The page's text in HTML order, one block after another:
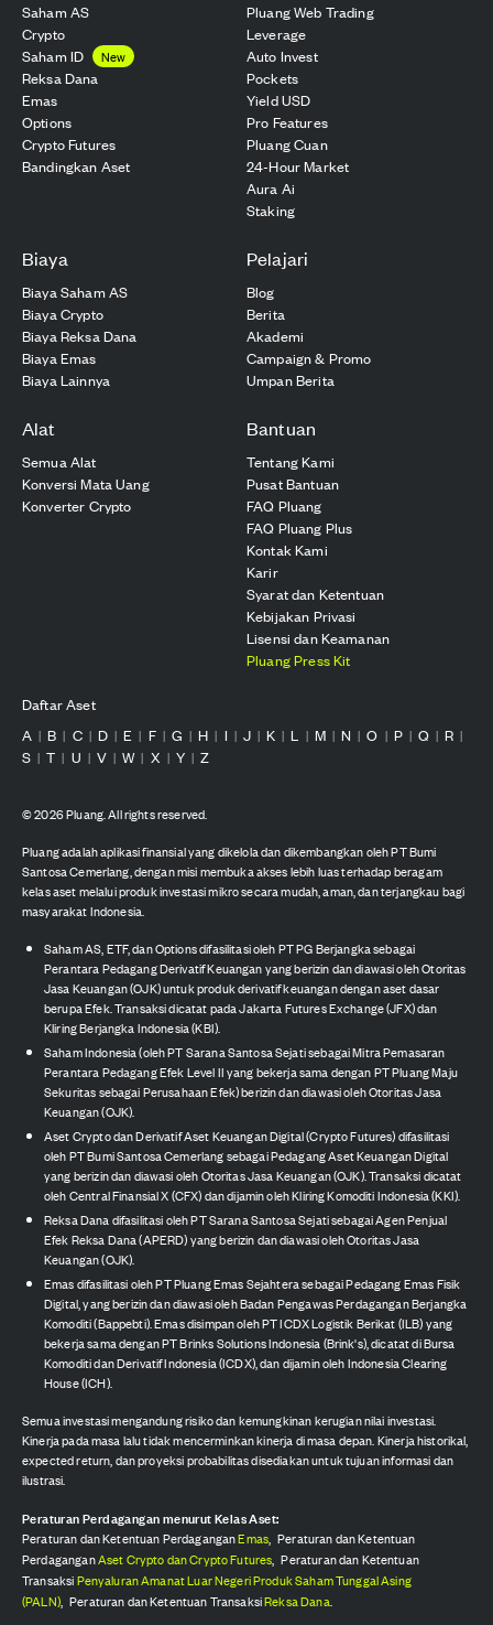
Saham AS
Crypto
Saham ID
New
Reksa Dana
Emas
Options
Crypto Futures
Bandingkan Aset
Pluang Web Trading
Leverage
Auto Invest
Pockets
Yield USD
Pro Features
Pluang Cuan
24-Hour Market
Aura Ai
Staking
Biaya
Biaya Saham AS
Biaya Crypto
Biaya Reksa Dana
Biaya Emas
Biaya Lainnya
Pelajari
Blog
Berita
Akademi
Campaign & Promo
Umpan Berita
Alat
Semua Alat
Konversi Mata Uang
Konverter Crypto
Bantuan
Tentang Kami
Pusat Bantuan
FAQ Pluang
FAQ Pluang Plus
Kontak Kami
Karir
Syarat dan Ketentuan
Kebijakan Privasi
Lisensi dan Keamanan
Pluang Press Kit
Daftar Aset
A | B | C | D | E | F | G | H | I | J | K | L | M | N | O | P | Q | R |
S | T | U | V | W | X | Y | Z
©2026Pluang. All rights reserved.
Pluang adalah aplikasi finansial yang dikelola dan dikembangkan oleh PT Bumi
Santosa Cemerlang, dengan misi membuka akses lebih luas terhadap beragam
kelas aset melalui produk investasi mikro secara mudah, aman, dan terjangkau bagi
masyarakat Indonesia.
Saham AS, ETF, dan Options difasilitasi oleh PT PG Berjangka sebagai
Perantara Pedagang Derivatif Keuangan yang berizin dan diawasi oleh Otoritas
Jasa Keuangan (OJK) untuk produk derivatif keuangan dengan aset dasar
berupa Efek. Transaksi dicatat pada Jakarta Futures Exchange (JFX) dan
Kliring Berjangka Indonesia (KBI).
Saham Indonesia (oleh PT Sarana Santosa Sejati sebagai Mitra Pemasaran
Perantara Pedagang Efek Level II yang bekerja sama dengan PT Pluang Maju
Sekuritas sebagai Perusahaan Efek) berizin dan diawasi oleh Otoritas Jasa
Keuangan (OJK).
Aset Crypto dan Derivatif Aset Keuangan Digital (Crypto Futures) difasilitasi
oleh PT Bumi Santosa Cemerlang sebagai Pedagang Aset Keuangan Digital
yang berizin dan diawasi oleh Otoritas Jasa Keuangan (OJK). Transaksi dicatat
oleh Central Finansial X (CFX) dan dijamin oleh Kliring Komoditi Indonesia (KKI).
Reksa Dana difasilitasi oleh PT Sarana Santosa Sejati sebagai Agen Penjual
Efek Reksa Dana (APERD) yang berizin dan diawasi oleh Otoritas Jasa
Keuangan (OJK).
Emas difasilitasi oleh PT Pluang Emas Sejahtera sebagai Pedagang Emas Fisik
Digital, yang berizin dan diawasi oleh Badan Pengawas Perdagangan Berjangka
Komoditi (Bappebti). Emas disimpan oleh PT ICDX Logistik Berikat (ILB) yang
bekerja sama dengan PT Brinks Solutions Indonesia (Brink's), dicatat di Bursa
Komoditi dan Derivatif Indonesia (ICDX), dan dijamin oleh Indonesia Clearing
House (ICH).
Semua investasi mengandung risiko dan kemungkinan kerugian nilai investasi.
Kinerja pada masa lalu tidak mencerminkan kinerja di masa depan. Kinerja historikal,
expected return, dan proyeksi probabilitas disediakan untuk tujuan informasi dan
ilustrasi.
Peraturan Perdagangan menurut Kelas Aset:
Peraturan dan Ketentuan PerdaganganEmas, Peraturan dan Ketentuan
PerdaganganAset Crypto dan Crypto Futures, Peraturan dan Ketentuan
TransaksiPenyaluran Amanat Luar Negeri Produk Saham Tunggal Asing
(PALN), Peraturan dan Ketentuan TransaksiReksa Dana.